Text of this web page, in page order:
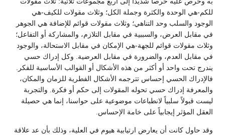
للكم-هي الوحدة والكثرة وجملة الكل؛ وثلاث مقولات للكيف-هي
الوجود والسلب وحد التناهي؛ وثلاث مقولات قوائم للإضافة هي الجوهر
في مقابل العرض، والسببية في مقابل التلازم، والمشاركة أو التفاعل؛
وثلاث مقولات قوائم للجهة-هي الإمكان في مقابل الاستحالة، والوجود
في مقابل العدم، والضرورة في مقابل العرضية. وكل إدراك حسي
يندرج تحت واحد أو أكثر من هذه الأشكال أو القوالب الأساسية للفكر.
فالإدراك الحسي إحساس تترجمه الأشكال الفطرية للزمان والمكان،
والمعرفة إدراك حسي تحوله المقولات إلى حكم أو فكرة. والتجربة
ليست قبولاً سلبياً لانطباعات موضوعية على حواسنا، إنما هي حصيلة
العقل المؤثر إيجابياً على خامة الإحساس.
وقد حاول كانت أن يعارض ارتيابية هيوم في العلية، وذلك بأن عد علاقة